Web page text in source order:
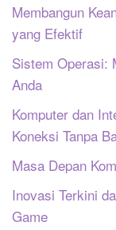
Membangun
yang Efektif
Sistem Operasi:
Anda
Komputer dan
Koneksi Tanpa
Masa Depan
Inovasi Terkini
Game